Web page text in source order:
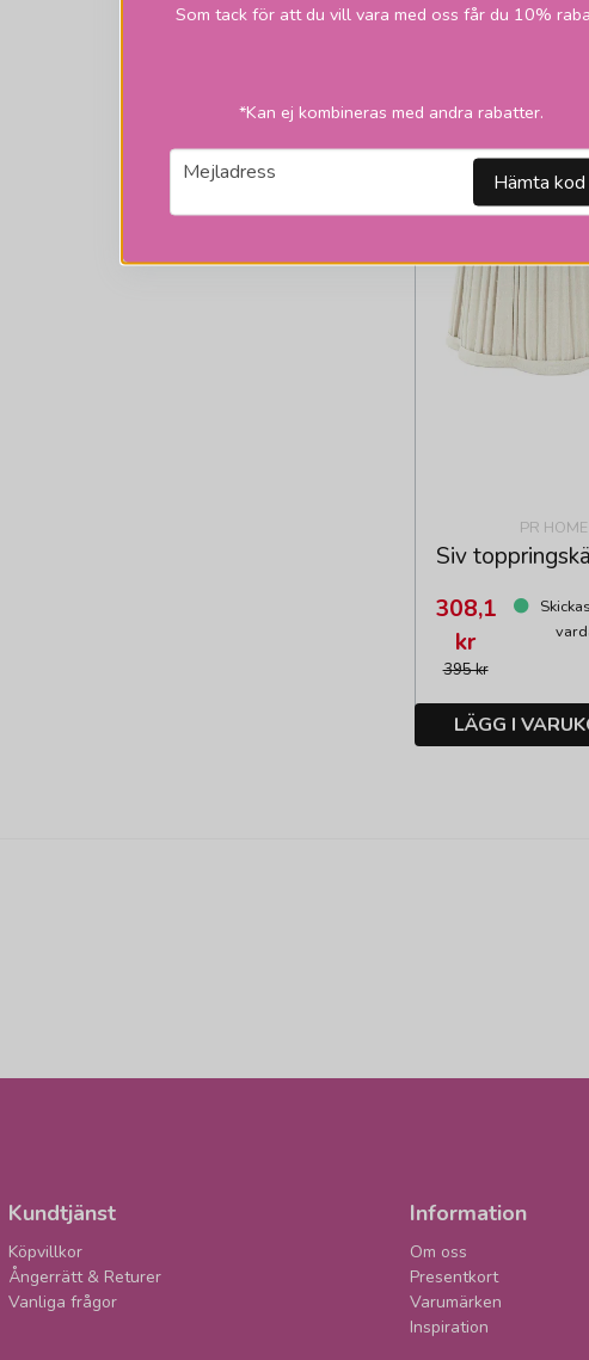
PR HOME
Siv
395 kr
308,1
kr
LÄGG I
Som tack för att du vill vara med oss får du 10%
*Kan ej kombineras med andra rabatter.
email
Mejladress Hämta kod
Kundtjänst
Köpvillkor
Ångerrätt & Returer
Vanliga frågor
Information
Om oss
Presentkort
Varumärken
Inspiration